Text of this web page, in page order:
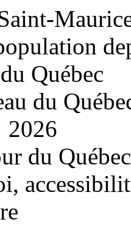
Québec
du
2026
du